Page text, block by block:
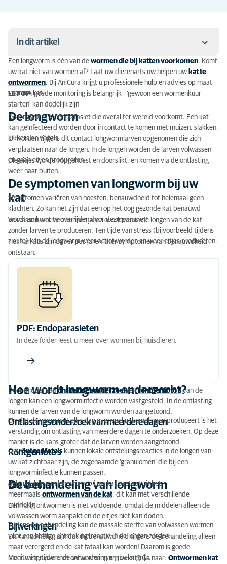
In dit artikel
De longworm
De symptomen van longworm bij uw kat
De behandeling van longworm
Vragen of twijfels?
Een longworm is één van de wormen die bij katten voorkomen. Komt
uw kat niet van wormen af? Laat uw dierenarts uw helpen uw kat te
ontwormen. Bij AniCura krijgt u professionele hulp en advies op maat
voor uw kat.
LET OP: goede monitoring is belangrijk - 'gewoon een wormenkuur
starten' kan dodelijk zijn
De longworm
De longworm is een parasiet die overal ter wereld voorkomt. Een kat
kan geïnfecteerd worden door in contact te komen met muizen, slakken,
kikkers en vogels.
Er worden tijdens dit contact longwormlarven opgenomen die zich
verplaatsen naar de longen. In de longen worden de larven volwassen
en gaan eitjes produceren.
Die eitjes worden opgehoest en doorslikt, en komen via de ontlasting
weer naar buiten.
De symptomen van longworm bij uw
kat
Symptomen variëren van hoesten, benauwdheid tot helemaal geen
klachten. Zo kan het zijn dat een op het oog gezonde kat benauwd
wordt en komt te overlijden door deze parasiet!
Volwassen wormen kunnen jaren overleven in de longen van de kat
zonder larven te produceren. Ten tijde van stress (bijvoorbeeld tijdens
ziekte) kan de longworm weer actief worden en weer eitjes produceren.
Het kan dus zijn dat er pas jaren later symptomen van benauwdheid
ontstaan.
PDF: Endoparasieten
In deze folder leest u meer over wormen bij huisdieren.
Hoe wordt longworm onderzocht?
Door middel vanontlastingsonderzoek enröntgenfoto’svan de
longen kan een longworminfectie worden vastgesteld. In de ontlasting
kunnen de larven van de longworm worden aangetoond.
Ontlastingsonderzoek van meerdere dagen
Omdat de worm niet elke dag evenveel nakomelingen produceert is het
verstandig om ontlasting van meerdere dagen te onderzoeken. Op deze
manier is de kans groter dat de larven worden aangetoond.
Röntgenfoto's
Opröntgenfoto’skunnen lokale ontstekingsreacties in de longen van
uw kat zichtbaar zijn, de zogenaamde ‘granulomen’ die bij een
longworminfectie kunnen passen.
De behandeling van longworm
Ontwormen
Behandeling van longworm bij uw kat bestaat uit het
meermaals ontwormen van de kat, dit kan met verschillende
middelen.
Eenmalig ontwormen is niet voldoende, omdat de middelen alleen de
volwassen worm aanpakt en de eitjes niet kan doden.
Bijwerkingen
Tijdens de behandeling kan de massale sterfte van volwassen wormen
voor een heftige ontstekingsreactie in de longen zorgen.
Dit kan zo heftig zijn dat de benauwdheid tijdens de behandeling alleen
maar verergerd en de kat fataal kan worden! Daarom is goede
monitoring tijdens de behandeling erg belangrijk.
Meer weten over het ontwormen van uw kat? Ga naar: Ontwormen kat